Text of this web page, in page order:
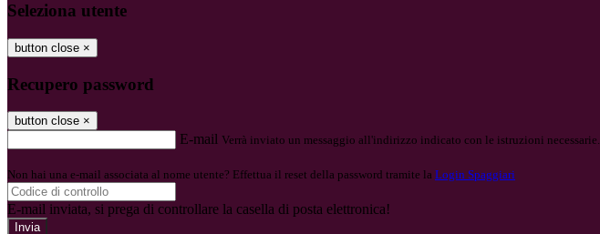
Seleziona utente
button close ×
Recupero password
button close ×
E-mail Verrà inviato un messaggio all'indirizzo indicato con le istruzioni necessarie.
Non hai una e-mail associata al nome utente? Effettua il reset della password tramite la Login Spaggiari
E-mail inviata, si prega di controllare la casella di posta elettronica!